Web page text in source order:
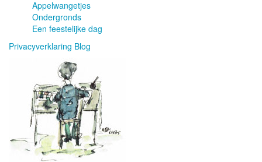
Appelwangetjes
Ondergronds
Een feestelijke dag
Privacyverklaring Blog